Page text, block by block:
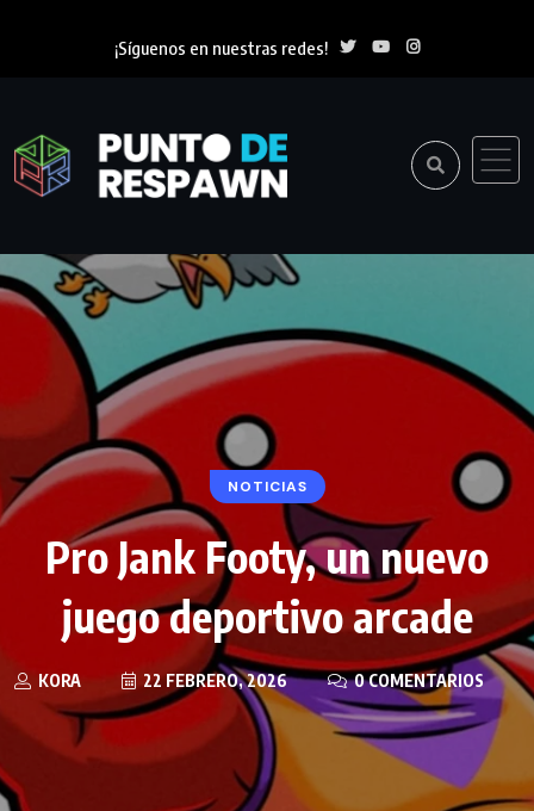
¡Síguenos en nuestras redes!
NOTICIAS
Pro Jank Footy, un nuevo
juego deportivo arcade
KORA 22 FEBRERO, 2026 0 COMENTARIOS